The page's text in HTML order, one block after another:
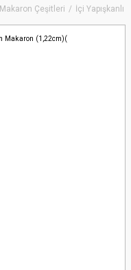
Makaron Çeşitleri İçi Yapışkanlı